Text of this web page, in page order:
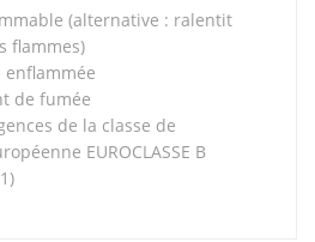
(alternative : ralentit
flammes)
enflammée
de fumée
de la classe de
EUROCLASSE B